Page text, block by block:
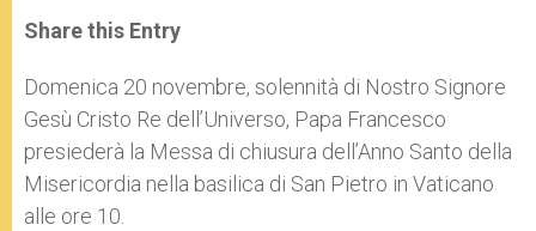
t
s
p
p
s
e
g
e
r
e
b
o
k
r
Share this Entry
Domenica 20 novembre, solennità di Nostro Signore
Gesù Cristo Re dell’Universo, Papa Francesco
presiederà la Messa di chiusura dell’Anno Santo della
Misericordia nella basilica di San Pietro in Vaticano
alle ore 10.